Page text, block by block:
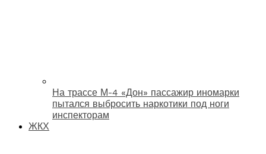
На трассе М-4 «Дон» пассажир иномарки
пытался выбросить наркотики под ноги
инспекторам
ЖКХ